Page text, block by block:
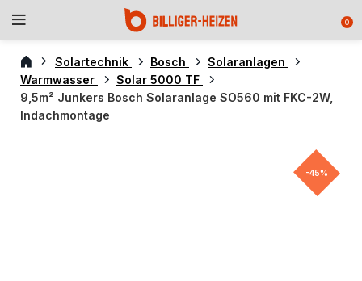
0
Solartechnik Bosch
Solaranlagen
Warmwasser
Solar 5000 TF
9,5m² Junkers Bosch Solaranlage SO560 mit FKC-2W,
Indachmontage
-45%